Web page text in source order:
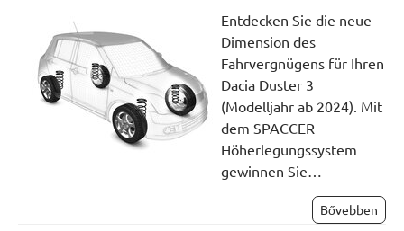
Entdecken Sie die neue
Dimension des
Fahrvergnügens für Ihren
Dacia Duster 3
(Modelljahr ab 2024). Mit
dem SPACCER
Höherlegungssystem
gewinnen Sie…
Bővebben